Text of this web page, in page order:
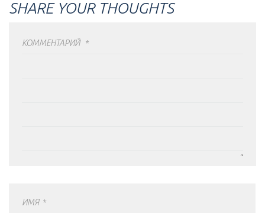
SHARE YOUR THOUGHTS
КОММЕНТАРИЙ *
ИМЯ *